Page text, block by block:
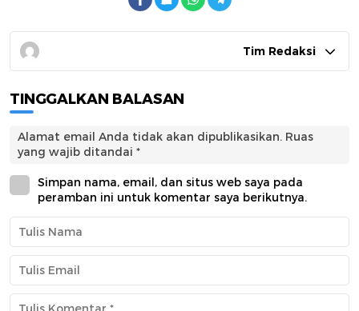
Tim Redaksi
TINGGALKAN BALASAN
Alamat email Anda tidak akan dipublikasikan. Ruas
yang wajib ditandai *
Simpan nama, email, dan situs web saya pada
peramban ini untuk komentar saya berikutnya.